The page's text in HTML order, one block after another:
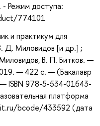
Режим доступа:
774101
и практикум для
Д. Миловидов [и др.] ;
В. П. Битков. —
— 422 с. — (Бакалавр
ISBN 978-5-534-01643-
платформа
bcode/433592 (дата